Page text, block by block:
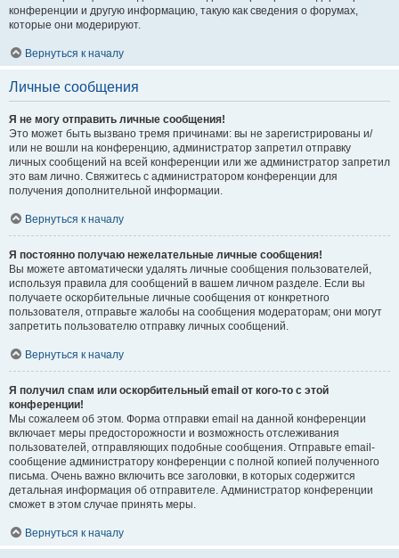
конференции и другую информацию, такую как сведения о форумах,
которые они модерируют.
Вернуться к началу
Личные сообщения
Я не могу отправить личные сообщения!
Это может быть вызвано тремя причинами: вы не зарегистрированы и/
или не вошли на конференцию, администратор запретил отправку
личных сообщений на всей конференции или же администратор запретил
это вам лично. Свяжитесь с администратором конференции для
получения дополнительной информации.
Вернуться к началу
Я постоянно получаю нежелательные личные сообщения!
Вы можете автоматически удалять личные сообщения пользователей,
используя правила для сообщений в вашем личном разделе. Если вы
получаете оскорбительные личные сообщения от конкретного
пользователя, отправьте жалобы на сообщения модераторам; они могут
запретить пользователю отправку личных сообщений.
Вернуться к началу
Я получил спам или оскорбительный email от кого-то с этой
конференции!
Мы сожалеем об этом. Форма отправки email на данной конференции
включает меры предосторожности и возможность отслеживания
пользователей, отправляющих подобные сообщения. Отправьте email-
сообщение администратору конференции с полной копией полученного
письма. Очень важно включить все заголовки, в которых содержится
детальная информация об отправителе. Администратор конференции
сможет в этом случае принять меры.
Вернуться к началу